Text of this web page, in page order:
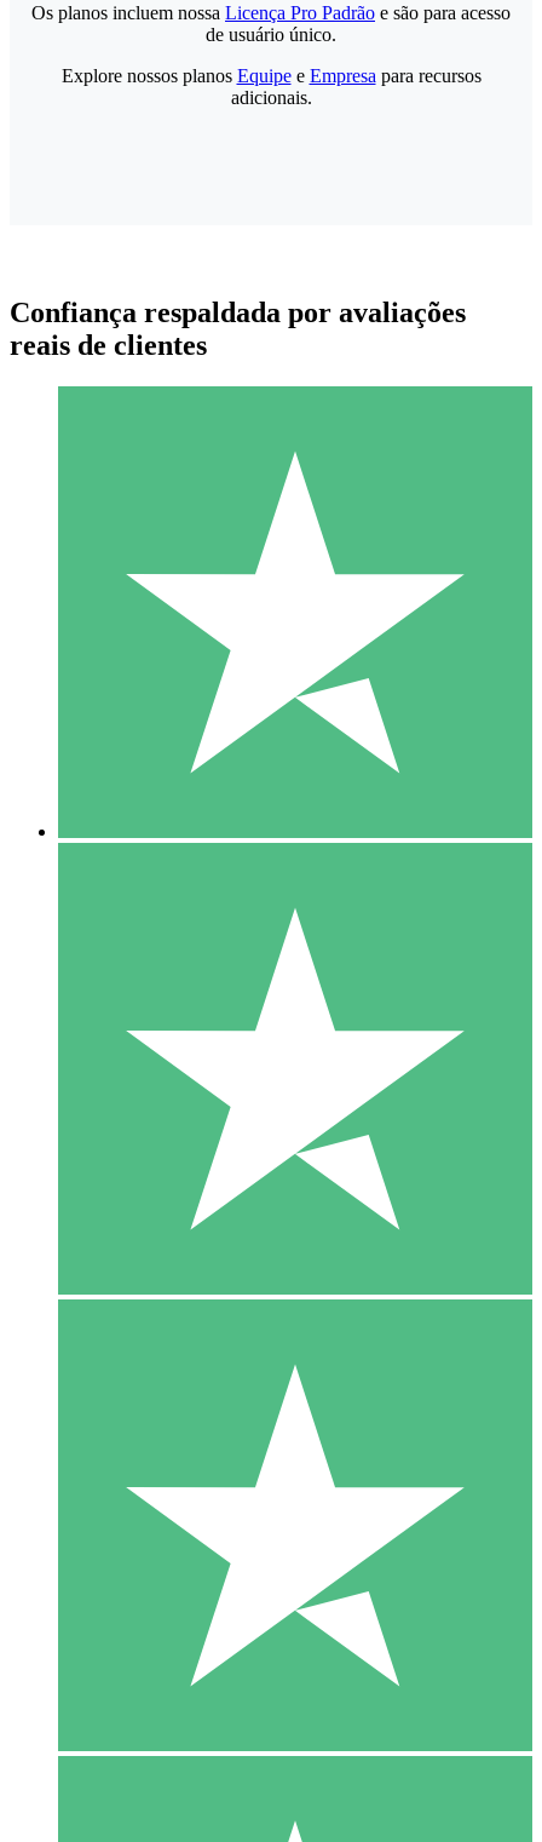
Pacotes de Créditos Individuais
Pague conforme o uso com créditos de download. Sem
1000
10 Downloads
20 00
Os planos incluem nossa Licença Pro Padrão e são para acesso
de usuário único.
Explore nossos planos Equipee Empresa para recursos
adicionais.
Confiança respaldada por avaliações
reais de clientes